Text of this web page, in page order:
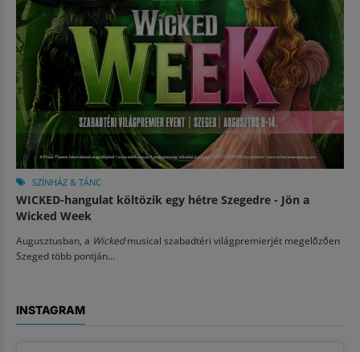
SZÍNHÁZ & TÁNC
WICKED-hangulat költözik egy hétre Szegedre - Jön a
Wicked Week
Augusztusban, a Wickedmusical szabadtéri világpremierjét megelőzően
Szeged több pontján...
INSTAGRAM